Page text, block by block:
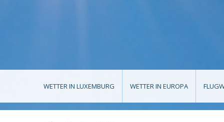
WETTER IN LUXEMBURG WETTER IN EUROPA